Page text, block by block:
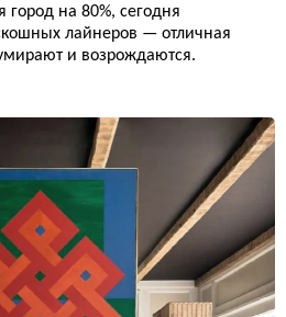
на 80%, сегодня
лайнеров — отличная
и возрождаются.